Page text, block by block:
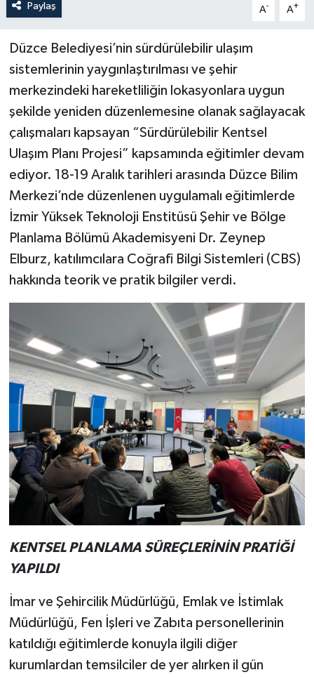
Paylaş A- A+
Düzce Belediyesi’nin sürdürülebilir ulaşım
sistemlerinin yaygınlaştırılması ve şehir
merkezindeki hareketliliğin lokasyonlara uygun
şekilde yeniden düzenlemesine olanak sağlayacak
çalışmaları kapsayan “Sürdürülebilir Kentsel
Ulaşım Planı Projesi” kapsamında eğitimler devam
ediyor. 18-19 Aralık tarihleri arasında Düzce Bilim
Merkezi’nde düzenlenen uygulamalı eğitimlerde
İzmir Yüksek Teknoloji Enstitüsü Şehir ve Bölge
Planlama Bölümü Akademisyeni Dr. Zeynep
Elburz, katılımcılara Coğrafi Bilgi Sistemleri (CBS)
hakkında teorik ve pratik bilgiler verdi.
KENTSEL PLANLAMA SÜREÇLERİNİN PRATİĞİ
YAPILDI
İmar ve Şehircilik Müdürlüğü, Emlak ve İstimlak
Müdürlüğü, Fen İşleri ve Zabıta personellerinin
katıldığı eğitimlerde konuyla ilgili diğer
kurumlardan temsilciler de yer alırken il gün